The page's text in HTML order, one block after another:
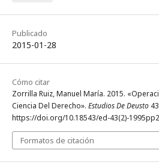
Publicado
2015-01-28
Cómo citar
Zorrilla Ruiz, Manuel María. 2015.
Ciencia Del Derecho». Estudios De Deusto
https://doi.org/10.18543/ed-43(2)-
Formatos de citación